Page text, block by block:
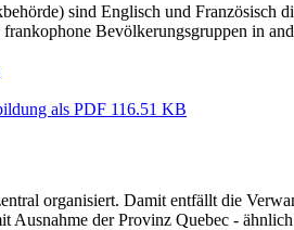
sind Englisch und
frankophone Bevölkerungsgruppen in
als PDF 116.51 KB
organisiert. Damit entfällt die
Ausnahme der Provinz Quebec - ähnlich